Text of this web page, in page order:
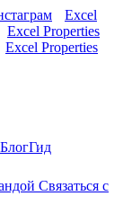
Excel
Excel Properties
Excel Properties
БлогГид
Связаться с